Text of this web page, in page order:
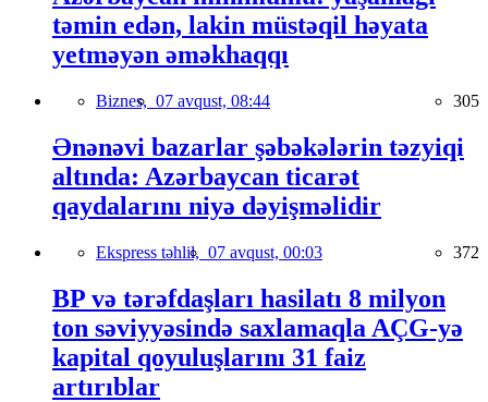
təmin edən, lakin müstəqil həyata
yetməyən əməkhaqqı
Biznes, 07 avqust, 08:44 305
Ənənəvi bazarlar şəbəkələrin təzyiqi
altında: Azərbaycan ticarət
qaydalarını niyə dəyişməlidir
Ekspress təhlil, 07 avqust, 00:03 372
BP və tərəfdaşları hasilatı 8 milyon
ton səviyyəsində saxlamaqla AÇG-yə
kapital qoyuluşlarını 31 faiz
artırıblar